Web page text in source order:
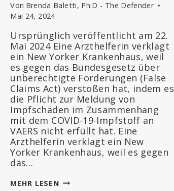
Von Brenda Baletti, Ph.D - The Defender
Mai 24, 2024
Ursprünglich veröffentlicht am 22.
Mai 2024 Eine Arzthelferin verklagt
ein New Yorker Krankenhaus, weil
es gegen das Bundesgesetz über
unberechtigte Forderungen (False
Claims Act) verstoßen hat, indem es
die Pflicht zur Meldung von
Impfschäden im Zusammenhang
mit dem COVID-19-Impfstoff an
VAERS nicht erfüllt hat. Eine
Arzthelferin verklagt ein New
Yorker Krankenhaus, weil es gegen
das…
MEHR LESENMITARBEITERIN